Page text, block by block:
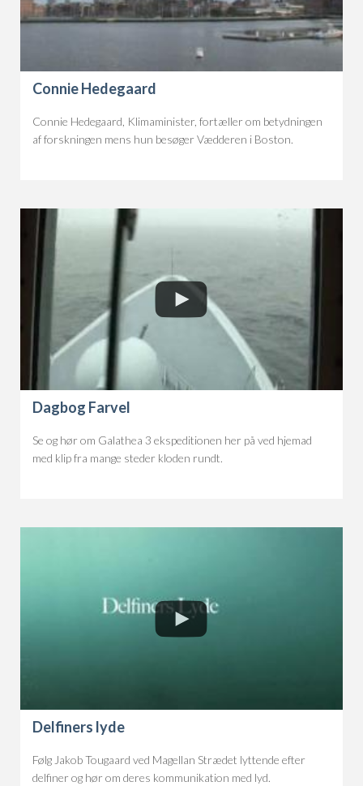
Connie Hedegaard
Connie Hedegaard, Klimaminister, fortæller om betydningen
af forskningen mens hun besøger Vædderen i Boston.
Dagbog Farvel
Se og hør om Galathea 3 ekspeditionen her på ved hjemad
med klip fra mange steder kloden rundt.
Delfiners lyde
Følg Jakob Tougaard ved Magellan Strædet lyttende efter
delfiner og hør om deres kommunikation med lyd.